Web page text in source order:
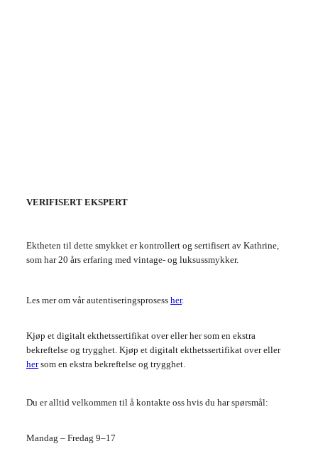
VERIFISERT EKSPERT
Ektheten til dette smykket er kontrollert og sertifisert av Kathrine,
som har 20 års erfaring med vintage- og luksussmykker.
Les mer om vår autentiseringsprosess her.
Kjøp et digitalt ekthetssertifikat over eller her som en ekstra
bekreftelse og trygghet. Kjøp et digitalt ekthetssertifikat over eller
hersom en ekstra bekreftelse og trygghet.
Du er alltid velkommen til å kontakte oss hvis du har spørsmål:
Mandag – Fredag 9–17